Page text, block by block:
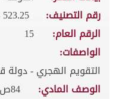
رقم التصنيف:
523.25 - دا.ت
الرقم العام:
15
الواصفات:
التقويم الهجري - دولة
الوصف المادي:
84ص، 18 سم